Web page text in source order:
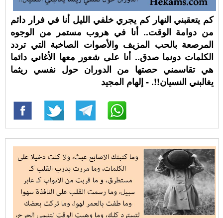
كم يتعقبني النهار كم يجري خلفي الليل أنا في فرار دائم
من دوامة الوقت.. أنا في هروب مستمر من الوجوه
المرصعة بالحب المزيف والأصوات الصاخبة التي تردد
الكلمات دونما صدق.. أنا على شعور معها الأغاني دائما
هي تقاسمني حصتها من الدوران حول نفسي ريثما
يغالبني النسيان!!. - إلهام المجيد